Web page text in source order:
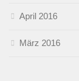
April 2016
März 2016